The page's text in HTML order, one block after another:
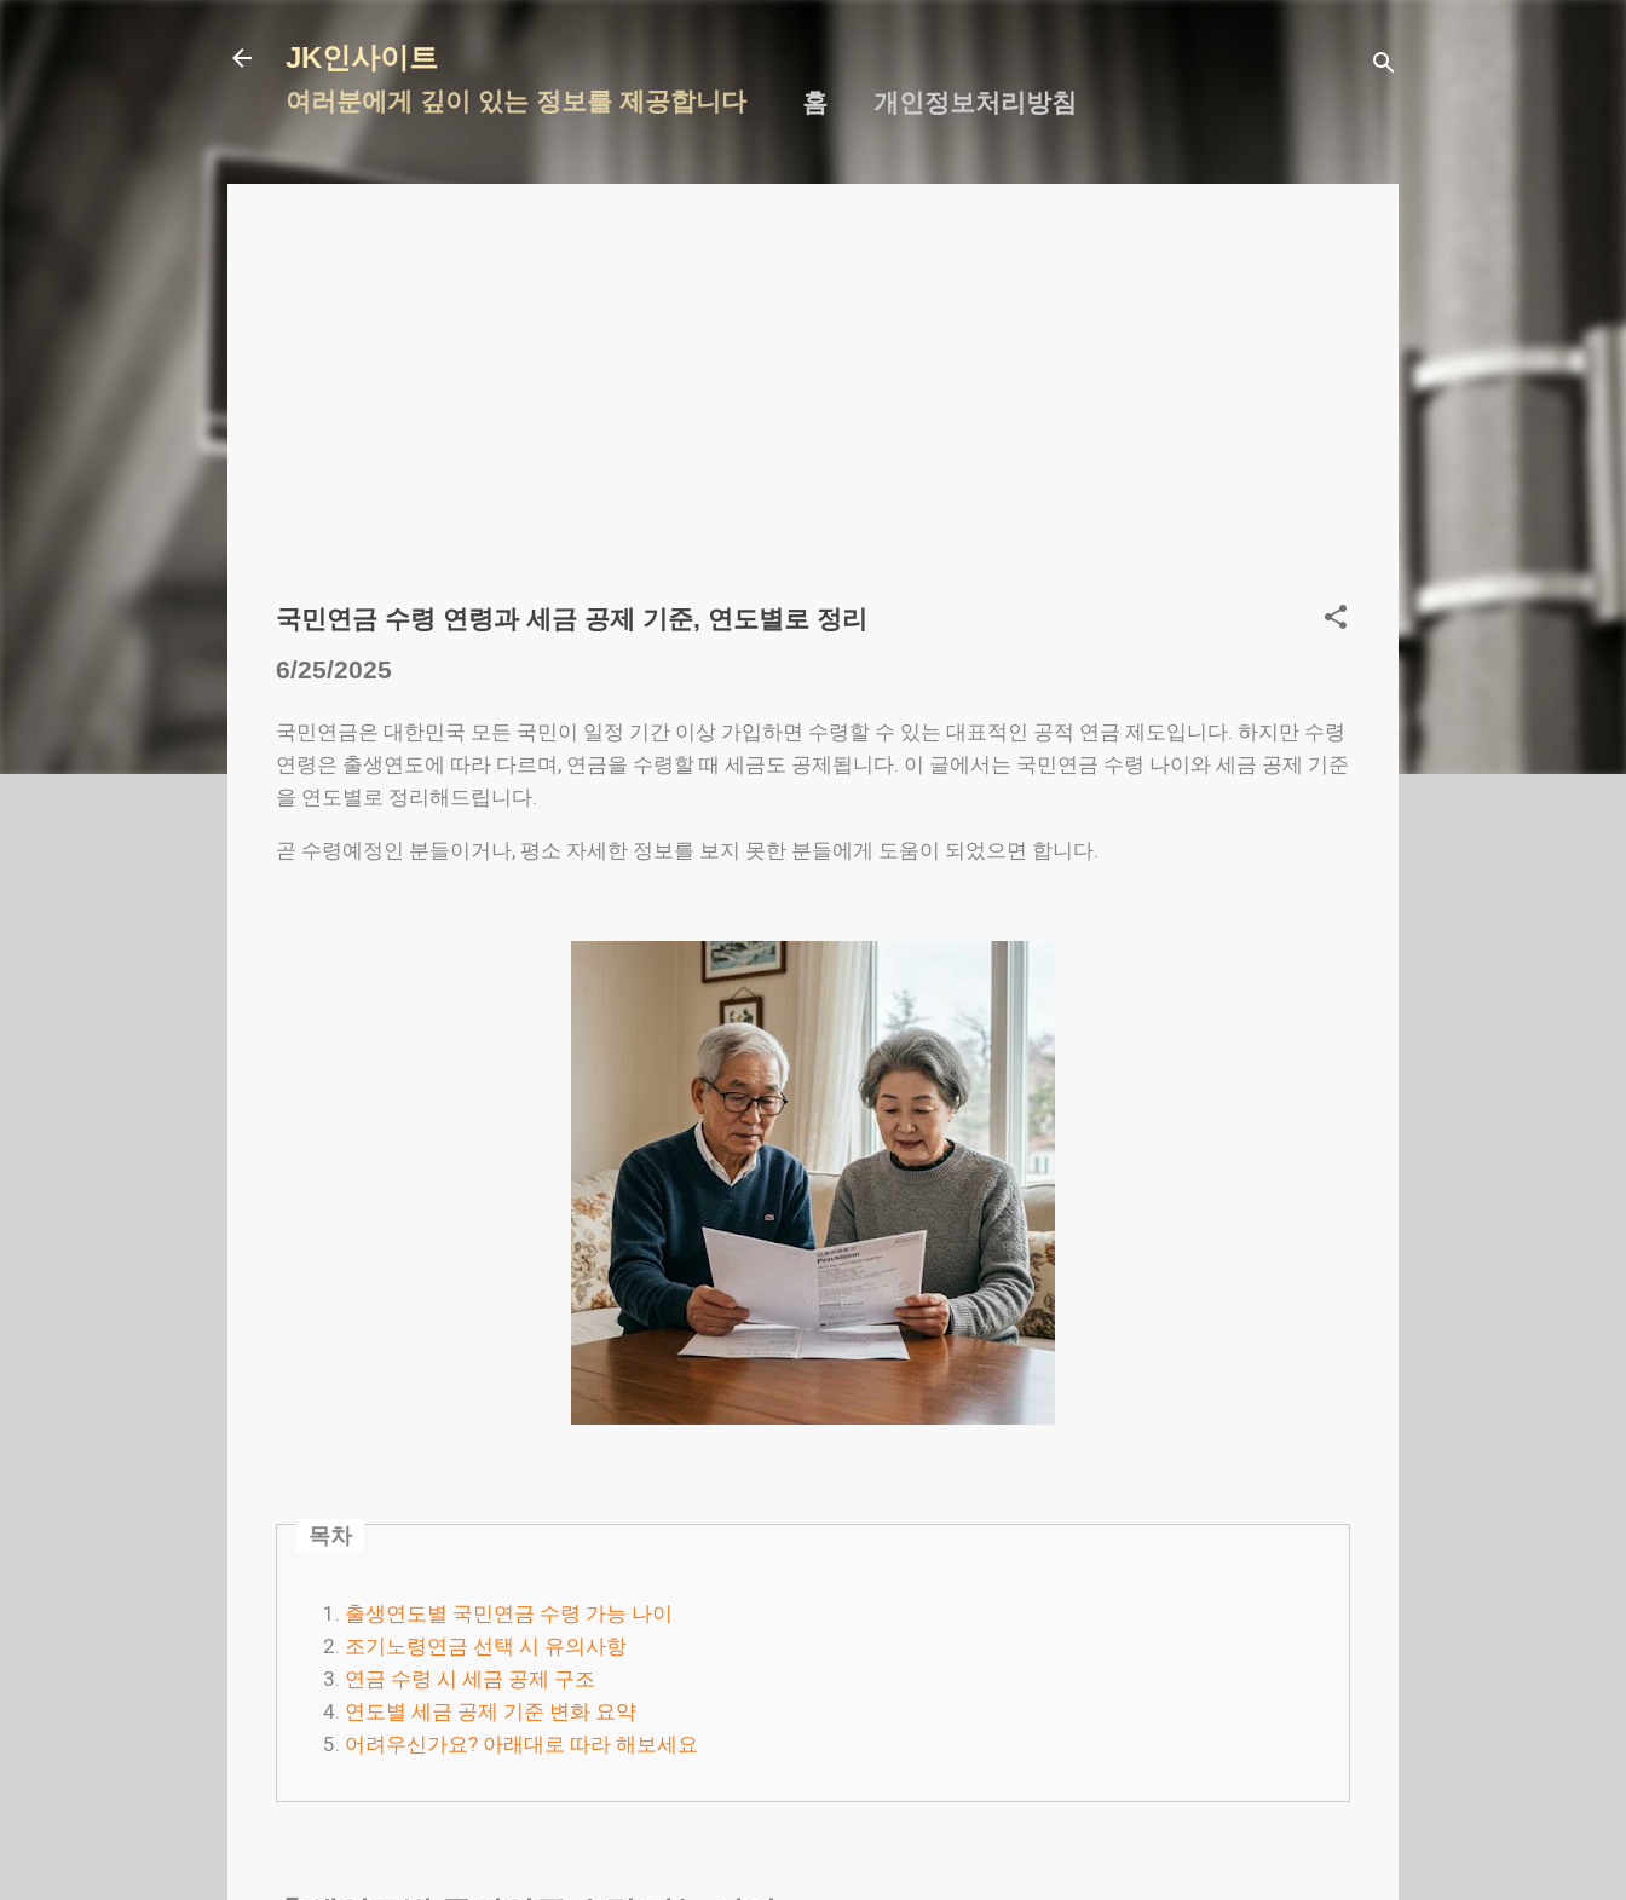
JK인사이트
여러분에게 깊이 있는 정보를 제공합니다 홈 개인정보처리방침
국민연금 수령 연령과 세금 공제 기준, 연도별로 정리
6/25/2025
국민연금은 대한민국 모든 국민이 일정 기간 이상 가입하면 수령할 수 있는 대표적인 공적 연금 제도입니다. 하지만 수령
연령은 출생연도에 따라 다르며, 연금을 수령할 때 세금도 공제됩니다. 이 글에서는 국민연금 수령 나이와 세금 공제 기준
을 연도별로 정리해드립니다.
곧 수령예정인 분들이거나, 평소 자세한 정보를 보지 못한 분들에게 도움이 되었으면 합니다.
목차
출생연도별 국민연금 수령 가능 나이
조기노령연금 선택 시 유의사항
연금 수령 시 세금 공제 구조
연도별 세금 공제 기준 변화 요약
어려우신가요? 아래대로 따라 해보세요